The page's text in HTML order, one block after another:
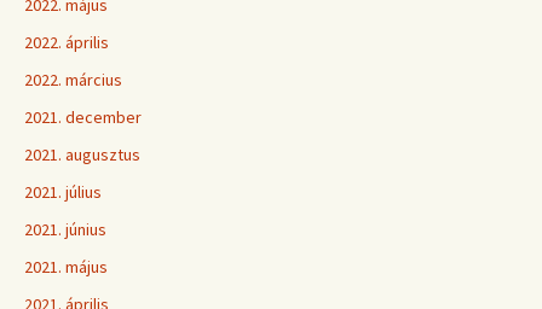
2022. május
2022. április
2022. március
2021. december
2021. augusztus
2021. július
2021. június
2021. május
2021. április